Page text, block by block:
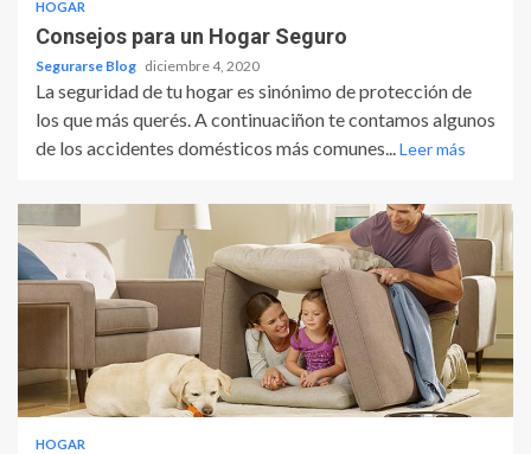
HOGAR
Consejos para un Hogar Seguro
Segurarse Blog diciembre 4, 2020
La seguridad de tu hogar es sinónimo de protección de
los que más querés. A continuaciñon te contamos algunos
de los accidentes domésticos más comunes...Leer más
HOGAR